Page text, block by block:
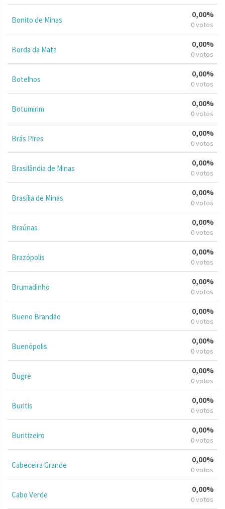
Bonito de Minas
0,00%
0 votos
Borda da Mata
0,00%
0 votos
Botelhos
0,00%
0 votos
Botumirim
0,00%
0 votos
Brás Pires
0,00%
0 votos
Brasilândia de Minas
0,00%
0 votos
Brasília de Minas
0,00%
0 votos
Braúnas
0,00%
0 votos
Brazópolis
0,00%
0 votos
Brumadinho
0,00%
0 votos
Bueno Brandão
0,00%
0 votos
Buenópolis
0,00%
0 votos
Bugre
0,00%
0 votos
Buritis
0,00%
0 votos
Buritizeiro
0,00%
0 votos
Cabeceira Grande
0,00%
0 votos
Cabo Verde
0,00%
0 votos